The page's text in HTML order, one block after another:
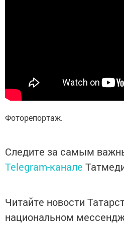
Фоторепортаж.
Следите за самым
Telegram-канале
Читайте новости
национальном